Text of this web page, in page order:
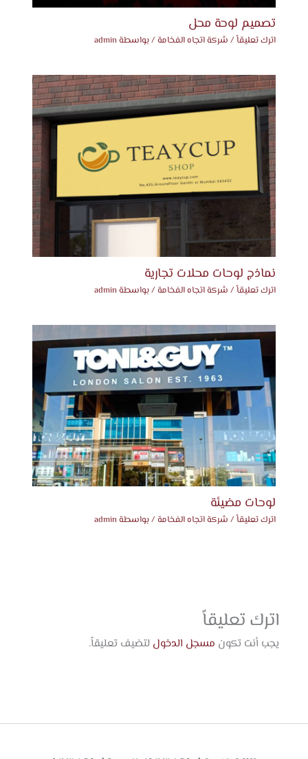
تصميم لوحة محل
اترك تعليقاً/ شركة اتجاه الفخامة / بواسطة admin
نماذج لوحات محلات تجارية
اترك تعليقاً/ شركة اتجاه الفخامة / بواسطة admin
لوحات مضيئة
اترك تعليقاً/ شركة اتجاه الفخامة / بواسطة admin
اترك تعليقاً
يجب أنت تكون مسجل الدخول لتضيف تعليقاً.